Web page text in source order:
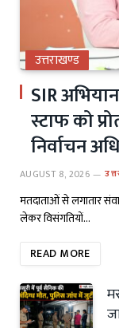
उत्तराखण्ड
SIR
स्टाफ को
निर्वाचन
AUGUST 8, 2026
मतदाताओं से लगातार
लेकर विसंगतियों…
READ MORE